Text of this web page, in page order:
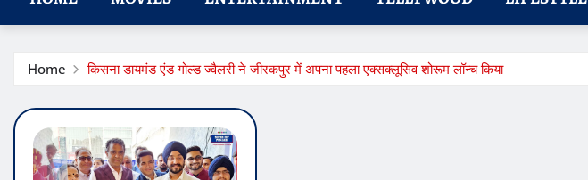
Home किसना डायमंड एंड गोल्ड ज्वैलरी ने जीरकपुर में अपना पहला एक्सक्लूसिव शोरूम लॉन्च किया